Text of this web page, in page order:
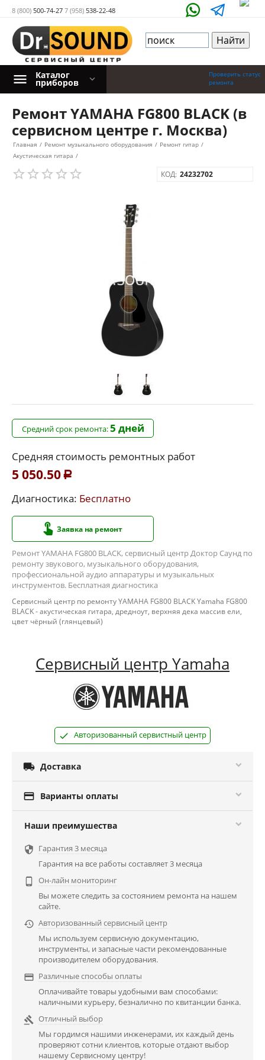
8 (800) 500-74-27 7 (958) 538-22-48
Проверить статус
ремонта
Каталог
приборов
Ремонт YAMAHA FG800 BLACK (в
сервисном центре г. Москва)
Главная / Ремонт музыкального оборудования / Ремонт гитар /
Акустическая гитара /
КОД: 24232702
Средний срок ремонта:5 дней
Средняя стоимость ремонтных работ
5 050.50 Р
Диагностика: Бесплатно
Заявка на ремонт
Ремонт YAMAHA FG800 BLACK, сервисный центр Доктор Саунд по
ремонту звукового, музыкального оборудования,
профессиональной аудио аппаратуры и музыкальных
инструментов. Бесплатная диагностика
Сервисный центр по ремонту YAMAHA FG800 BLACK Yamaha FG800
BLACK - акустическая гитара, дредноут, верхняя дека массив ели,
цвет чёрный (глянцевый)
Сервисный центр Yamaha
Авторизованный сервистный центр
 Доставка
 Варианты оплаты
Наши преимушества
 Гарантия 3 месяца
Гарантия на все работы составляет 3 месяца

Он-лайн мониторинг
Вы можете следить за состоянием ремонта на нашем
сайте.
 Авторизованный сервисный центр
Мы используем сервисную документацию,
инструменты, и запасные части рекомендованные
производителем оборудования.
 Различные способы оплаты
Оплачивайте товары удобными вам способами:
наличными курьеру, безналично по квитанции банка.
 Отличный выбор
Мы гордимся нашими инженерами, их каждый день
проверяют сотни клиентов, которые отдают выбор
нашему Сервисному центру!